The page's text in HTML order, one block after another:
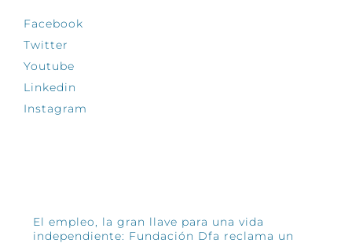
Facebook
Twitter
Youtube
Linkedin
Instagram
El empleo, la gran llave para una vida
independiente: Fundación Dfa reclama un